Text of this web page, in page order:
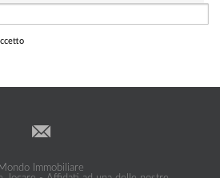
Mondo Immobiliare